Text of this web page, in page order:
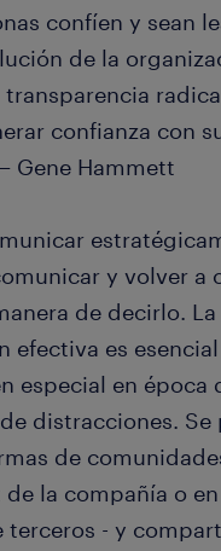
confíen y sean
de la
confianza con
Gene Hammett
y volver a
de decirlo. La
efectiva es
especial en época
distracciones. Se
de
la compañía o
terceros - y